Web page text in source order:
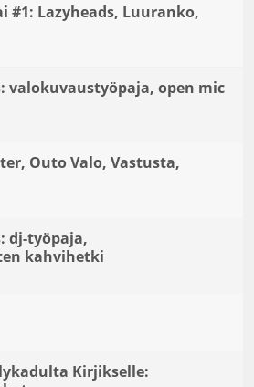
#1: Lazyheads, Luuranko,
valokuvaustyöpaja, open mic
Outo Valo, Vastusta,
dj-työpaja,
kahvihetki
Kirjikselle: